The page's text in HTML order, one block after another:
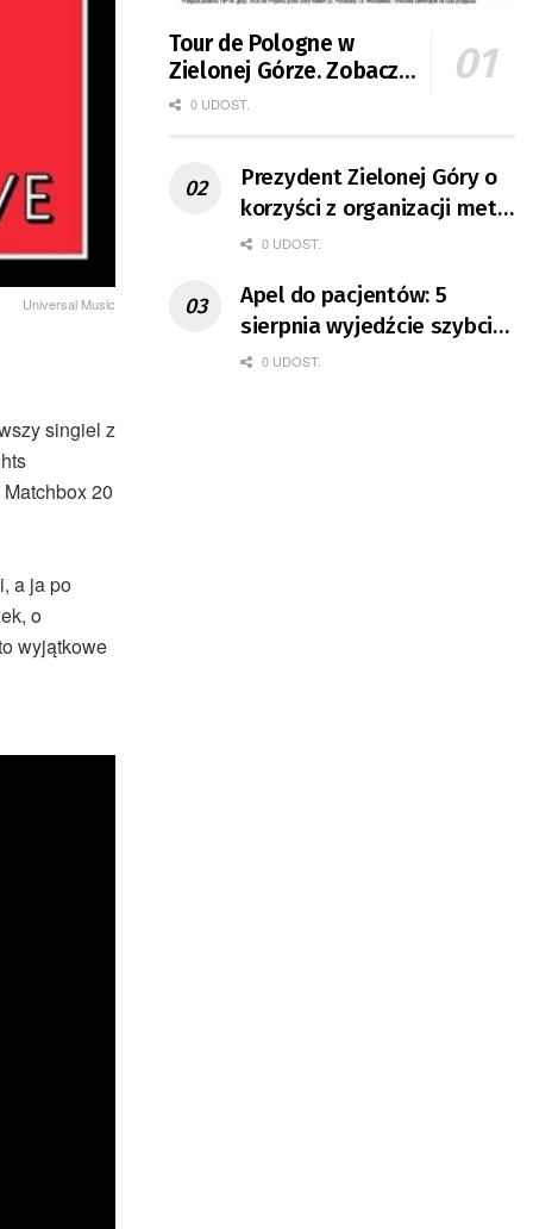
Universal Music
singiel z
20
a ja po
o
wyjątkowe
Tour de Pologne w
Zielonej Górze. Zobacz
zmiany w organizacji
0 UDOST.
Prezydent Zielonej Góry o
korzyści z organizacji mety
Tour de Pologne
0 UDOST.
Apel do pacjentów: 5
sierpnia wyjedźcie szybciej
z domów
0 UDOST.